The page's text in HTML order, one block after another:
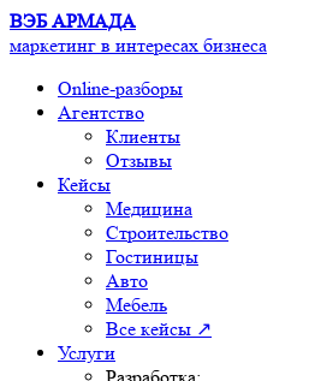
ВЭБ АРМАДА
маркетинг в интересах бизнеса
Online-разборы
Агентство
Клиенты
Отзывы
Кейсы
Медицина
Строительство
Гостиницы
Авто
Мебель
Все кейсы ↗
Услуги